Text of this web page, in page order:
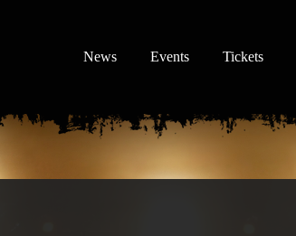
News Events Tickets